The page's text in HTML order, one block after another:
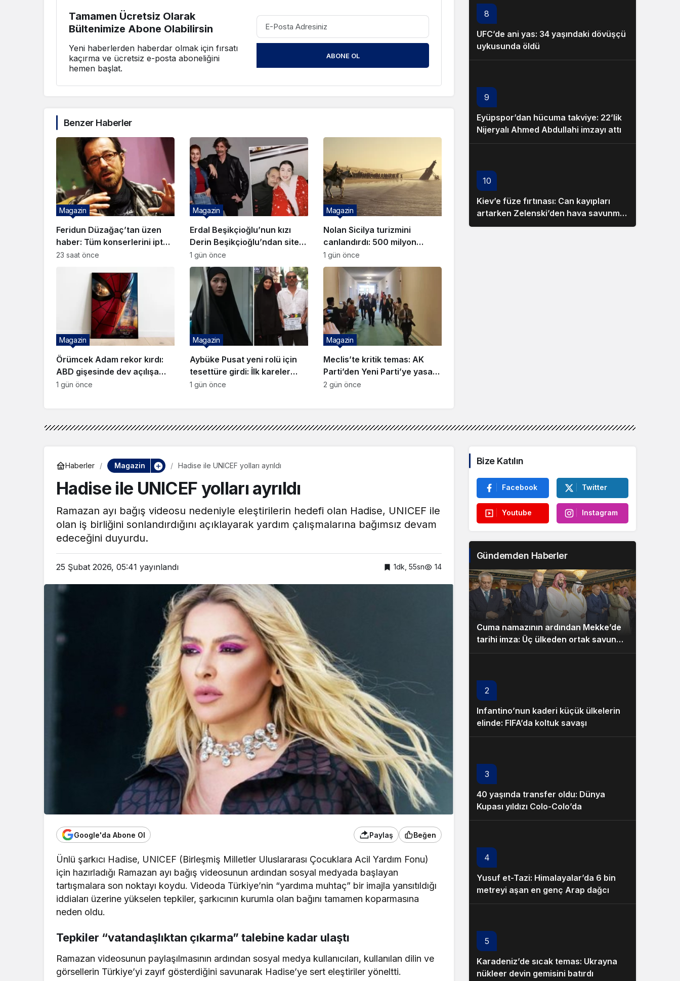
Tamamen Ücretsiz Olarak
Bültenimize Abone Olabilirsin
Yeni haberlerden haberdar olmak için fırsatı
kaçırma ve ücretsiz e-posta aboneliğini
hemen başlat.
ABONE OL
Benzer Haberler
Feridun Düzağaç’tan üzen
haber: Tüm konserlerini iptal
etti!
Magazin
23 saat önce
Erdal Beşikçioğlu’nun kızı
Derin Beşikçioğlu’ndan sitem:
Her zaman başımız dik
Magazin
1 gün önce
Nolan Sicilya turizmini
canlandırdı: 500 milyon
dolarlık dev gelir bekleniyor!
Magazin
1 gün önce
Örümcek Adam rekor kırdı:
ABD gişesinde dev açılışa
imza attı
Magazin
1 gün önce
Aybüke Pusat yeni rolü için
tesettüre girdi: İlk kareler
geldi
Magazin
1 gün önce
Meclis’te kritik temas: AK
Parti’den Yeni Parti’ye yasa
ziyareti!
Magazin
2 gün önce
8
UFC’de ani yas: 34 yaşındaki dövüşçü
uykusunda öldü
9
Eyüpspor’dan hücuma takviye: 22’lik
Nijeryalı Ahmed Abdullahi imzayı attı
10
Kiev’e füze fırtınası: Can kayıpları
artarken Zelenski’den hava savunma
diplomasisi
Haberler Magazin Hadise ile UNICEF yolları ayrıldı
Hadise ile UNICEF yolları ayrıldı
Ramazan ayı bağış videosu nedeniyle eleştirilerin hedefi olan Hadise, UNICEF ile
olan iş birliğini sonlandırdığını açıklayarak yardım çalışmalarına bağımsız devam
edeceğini duyurdu.
25 Şubat 2026, 05:41 yayınlandı 1dk, 55sn 14
Google'da Abone Ol Paylaş Beğen
Ünlü şarkıcı Hadise, UNICEF (Birleşmiş Milletler Uluslararası Çocuklara Acil Yardım Fonu)
için hazırladığı Ramazan ayı bağış videosunun ardından sosyal medyada başlayan
tartışmalara son noktayı koydu. Videoda Türkiye’nin “yardıma muhtaç” bir imajla yansıtıldığı
iddiaları üzerine yükselen tepkiler, şarkıcının kurumla olan bağını tamamen koparmasına
neden oldu.
Tepkiler “vatandaşlıktan çıkarma” talebine kadar ulaştı
Ramazan videosunun paylaşılmasının ardından sosyal medya kullanıcıları, kullanılan dilin ve
görsellerin Türkiye’yi zayıf gösterdiğini savunarak Hadise’ye sert eleştiriler yöneltti.
Bize Katılın
Facebook Twitter
Youtube Instagram
Gündemden Haberler
Cuma namazının ardından Mekke’de
tarihi imza: Üç ülkeden ortak savunma
paktı!
2
Infantino’nun kaderi küçük ülkelerin
elinde: FIFA’da koltuk savaşı
3
40 yaşında transfer oldu: Dünya
Kupası yıldızı Colo-Colo’da
4
Yusuf et-Tazi: Himalayalar’da 6 bin
metreyi aşan en genç Arap dağcı
5
Karadeniz’de sıcak temas: Ukrayna
nükleer devin gemisini batırdı